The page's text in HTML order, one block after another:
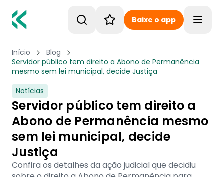
Baixe o app
Início
Blog
Servidor público tem direito a Abono de Permanência
mesmo sem lei municipal, decide Justiça
Notícias
Servidor público tem direito a
Abono de Permanência mesmo
sem lei municipal, decide
Justiça
Confira os detalhes da ação judicial que decidiu